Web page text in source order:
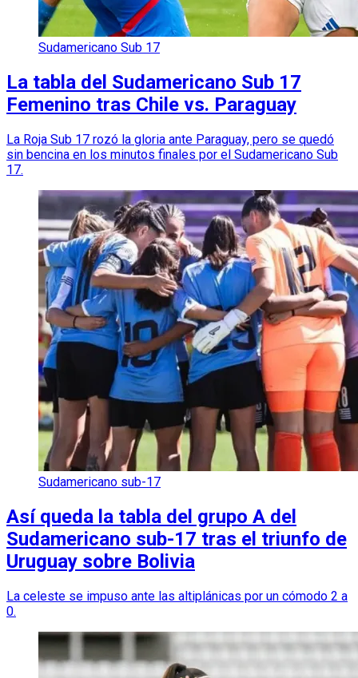
Sudamericano Sub 17
La tabla del Sudamericano Sub 17
Femenino tras Chile vs. Paraguay
La Roja Sub 17 rozó la gloria ante Paraguay, pero se quedó
sin bencina en los minutos finales por el Sudamericano Sub
17.
Sudamericano sub-17
Así queda la tabla del grupo A del
Sudamericano sub-17 tras el triunfo de
Uruguay sobre Bolivia
La celeste se impuso ante las altiplánicas por un cómodo 2 a
0.